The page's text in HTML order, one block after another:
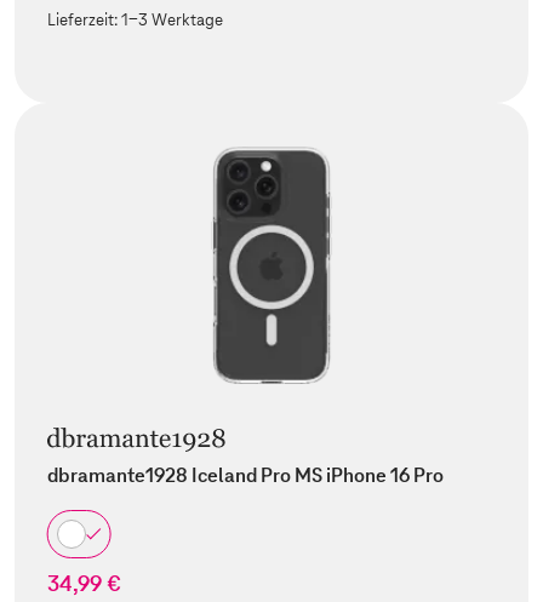
Lieferzeit:1-3 Werktage
dbramante1928 Iceland Pro MS iPhone 16 Pro
34,99 €